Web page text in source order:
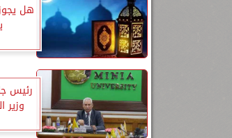
هل
رئيس
وزير